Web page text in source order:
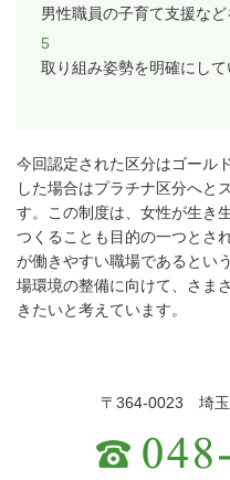
男性職員の子育て支援な
5
取り組み姿勢を明確にし
今回認定された区分はゴール
した場合はプラチナ区分へと
す。この制度は、女性が生き
つくることも目的の一つとさ
が働きやすい職場であるとい
場環境の整備に向けて、さま
きたいと考えています。
〒364-0023 埼玉